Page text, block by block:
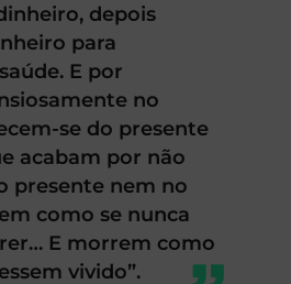
depois
para
E por
no
se do presente
acabam por não
presente nem no
como se nunca
E morrem como
vivido”.